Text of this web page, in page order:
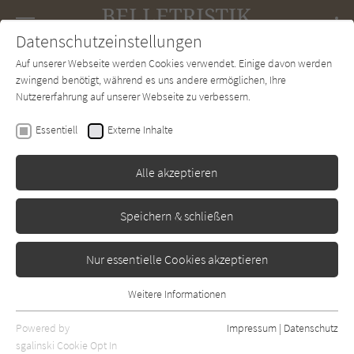
SUCHE Forum Charts Newsletter
Thomas Wolfe
Von Zeit und Strom
Erschienen: Januar 1936 Bibliogr. Angaben
Datenschutzeinstellungen
Auf unserer Webseite werden Cookies verwendet. Einige davon werden
zwingend benötigt, während es uns andere ermöglichen, Ihre
Nutzererfahrung auf unserer Webseite zu verbessern.
Essentiell Externe Inhalte
Alle akzeptieren
Speichern & schließen
Nur essentielle Cookies akzeptieren
Essentielle Cookies werden für grundlegende Funktionen der
Webseite benötigt. Dadurch ist gewährleistet, dass die Webseite
Weitere Informationen
Powered by
sgalinski Cookie Opt In
Impressum | Datenschutz